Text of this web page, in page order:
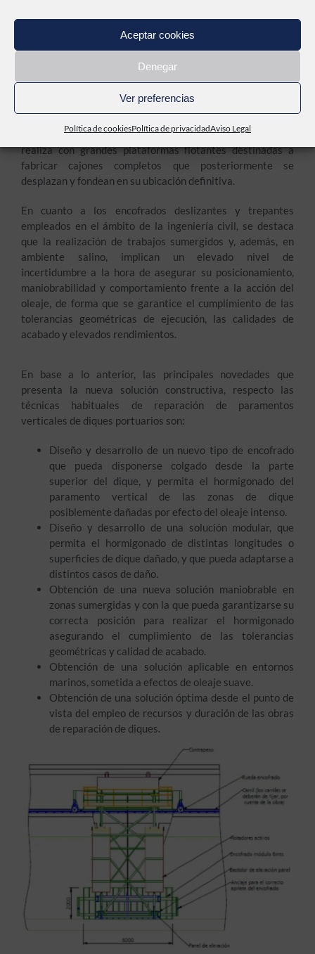
Aceptar cookies
Denegar
Ver preferencias
Política de cookiesPolítica de privacidadAviso Legal
En definitiva, este proyecto propone el desarrollo de un
tipo de encofrados actualmente en el ámbito de la
tecnología de encofrado deslizante para la fabricación de
diques verticales, ya que la fabricación de cajones se
realiza con grandes plataformas flotantes destinadas a
fabricar cajones completos que posteriormente se
desplazan y fondean en su ubicación definitiva.
En cuanto a los encofrados deslizantes y trepantes
empleados en el ámbito de la ingeniería civil, se destaca
que la realización de trabajos sumergidos y, además, en
ambiente salino, implican un elevado nivel de
incertidumbre a la hora de asegurar su posicionamiento,
maniobrabilidad y comportamiento frente a la acción del
oleaje, de forma que se garantice el cumplimiento de las
tolerancias geométricas de ejecución, las calidades de
acabado y elevados rendimientos.
En base a lo anterior, las principales novedades que
presenta la nueva solución constructiva, respecto las
técnicas habituales de reparación de paramentos
verticales de diques portuarios son:
Diseño y desarrollo de un nuevo tipo de encofrado
que pueda disponerse colgado desde la parte
superior del dique, y permita el hormigonado del
paramento vertical de las zonas de dique
posiblemente dañadas por efecto del oleaje intenso.
Diseño y desarrollo de una solución modular, que
permita el hormigonado de distintas longitudes o
superficies de dique dañado, y que pueda adaptarse a
distintos casos de daño.
Obtención de una nueva solución maniobrable en
zonas sumergidas y con la que pueda garantizarse su
correcta posición para realizar el hormigonado
asegurando el cumplimiento de las tolerancias
geométricas y calidad de acabado.
Obtención de una solución aplicable en entornos
marinos, sometida a efectos de oleaje suave.
Obtención de una solución óptima desde el punto de
vista del empleo de recursos y duración de las obras
de reparación de diques.